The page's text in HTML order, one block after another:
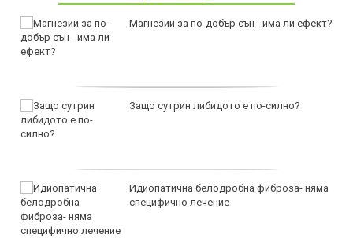
Магнезий за по-добър сън - има ли ефект?
Защо сутрин либидото е по-силно?
Идиопатична белодробна фиброза- няма
специфично лечение